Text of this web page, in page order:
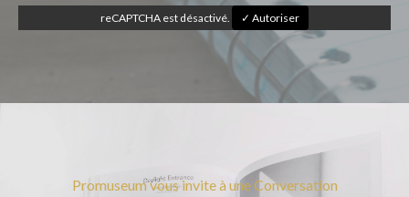
reCAPTCHA est désactivé. ✓ Autoriser
Promuseum vous invite à une Conversation